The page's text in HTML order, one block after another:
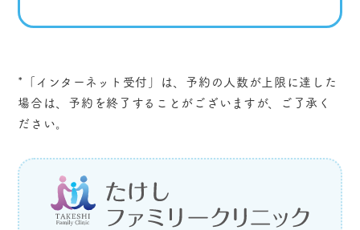
*「インターネット受付」 は、予約の人数が上限に達した
場合は、予約を終了することがございますが、ご了承く
ださい。